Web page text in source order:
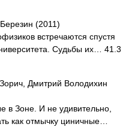
(2011)
встречаются спустя
Судьбы их… 41.3
Дмитрий Володихин
в Зоне. И не удивительно,
как отмычку циничные…